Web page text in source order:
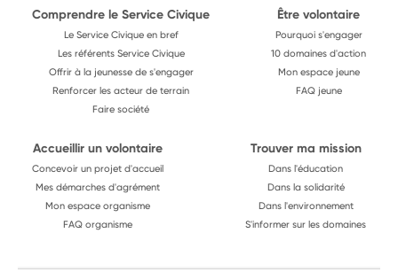
Comprendre le Service Civique
Le Service Civique en bref
Les référents Service Civique
Offrir à la jeunesse de s'engager
Renforcer les acteur de terrain
Faire société
Être volontaire
Pourquoi s'engager
10 domaines d'action
Mon espace jeune
FAQ jeune
Accueillir un volontaire
Concevoir un projet d'accueil
Mes démarches d'agrément
Mon espace organisme
FAQ organisme
Trouver ma mission
Dans l'éducation
Dans la solidarité
Dans l'environnement
S'informer sur les domaines